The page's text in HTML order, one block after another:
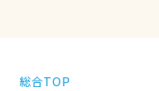
総合TOP